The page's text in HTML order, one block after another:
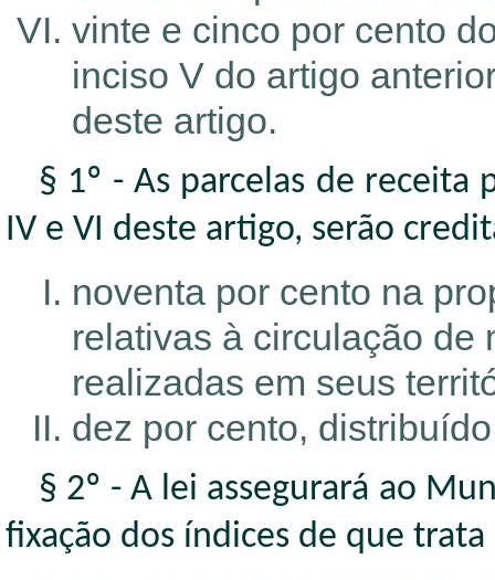
vinte e cinco por cento
inciso V do artigo
deste artigo.
§ 1º - As parcelas de receita
IV e VI deste artigo, serão
noventa por cento na
relativas à circulação de
realizadas em seus
dez por cento,
§ 2º - A lei assegurará ao
fixação dos índices de que